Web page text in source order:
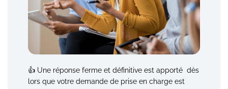
👍 Une réponse ferme et définitive est apporté dès
lors que votre demande de prise en charge est